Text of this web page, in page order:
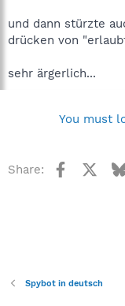
und dann stürzte
drücken von
sehr ärgerlich...
You must
Share: Facebook
Spybot in deutsch